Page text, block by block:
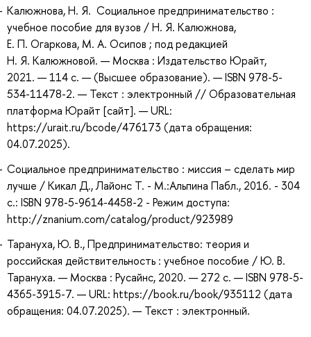
Калюжнова, Н. Я. Социальное предпринимательство :
учебное пособие для вузов / Н. Я. Калюжнова,
Е. П. Огаркова, М. А. Осипов ; под редакцией
Н. Я. Калюжновой. — Москва : Издательство Юрайт,
2021. — 114 с. — (Высшее образование). — ISBN 978-5-
534-11478-2. — Текст : электронный // Образовательная
платформа Юрайт [сайт]. — URL:
https://urait.ru/bcode/476173 (дата обращения:
04.07.2025).
Социальное предпринимательство : миссия – сделать мир
лучше / Кикал Д., Лайонс Т. - М.:Альпина Пабл., 2016. - 304
с.: ISBN 978-5-9614-4458-2 - Режим доступа:
http://znanium.com/catalog/product/923989
Тарануха, Ю. В., Предпринимательство: теория и
российская действительность : учебное пособие / Ю. В.
Тарануха. — Москва : Русайнс, 2020. — 272 с. — ISBN 978-5-
4365-3915-7. — URL: https://book.ru/book/935112 (дата
обращения: 04.07.2025). — Текст : электронный.